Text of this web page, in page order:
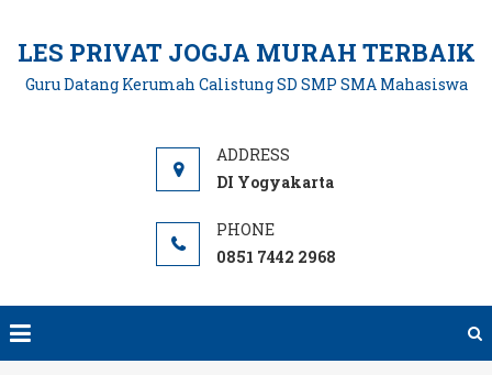
content
LES PRIVAT JOGJA MURAH TERBAIK
Guru Datang Kerumah Calistung SD SMP SMA Mahasiswa
DI Yogyakarta
0851 7442 2968